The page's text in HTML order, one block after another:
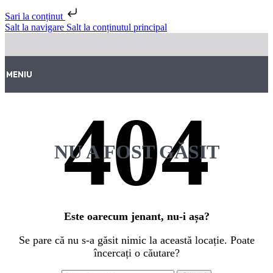
Sari la conținut
Salt la navigare Salt la conținutul principal
MENIU
NU A FOST GĂSIT
Este oarecum jenant, nu-i așa?
Se pare că nu s-a găsit nimic la această locație. Poate
încercați o căutare?